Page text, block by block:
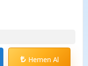
Hemen Al